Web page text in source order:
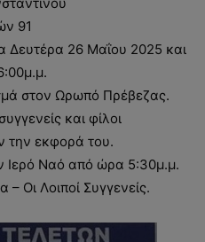
91
26 Μαΐου 2025 και
στον Ωρωπό Πρέβεζας.
και φίλοι
την εκφορά του.
Ιερό Ναό από ώρα 5:30μ.μ.
Οι Λοιποί Συγγενείς.